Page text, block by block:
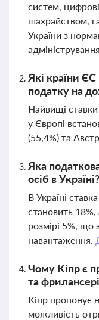
систем,
шахрайством,
України з
Які країни
податку на
Найвищі
у Європі
(55,4%) та
Яка
осіб в Україні?
В Україні
становить 18%,
розмірі 5%, що
навантаження.
Чому Кіпр є
та
Кіпр пропонує
можливість